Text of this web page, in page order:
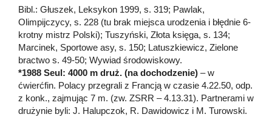
Bibl.: Głuszek, Leksykon 1999, s. 319; Pawlak,
Olimpijczycy, s. 228 (tu brak miejsca urodzenia i błędnie 6-
krotny mistrz Polski); Tuszyński, Złota księga, s. 134;
Marcinek, Sportowe asy, s. 150; Latuszkiewicz, Zielone
bractwo s. 49-50; Wywiad środowiskowy.
*1988 Seul: 4000 m druż. (na dochodzenie) – w
ćwierćfin. Polacy przegrali z Francją w czasie 4.22.50, odp.
z konk., zajmując 7 m. (zw. ZSRR – 4.13.31). Partnerami w
drużynie byli: J. Halupczok, R. Dawidowicz i M. Turowski.